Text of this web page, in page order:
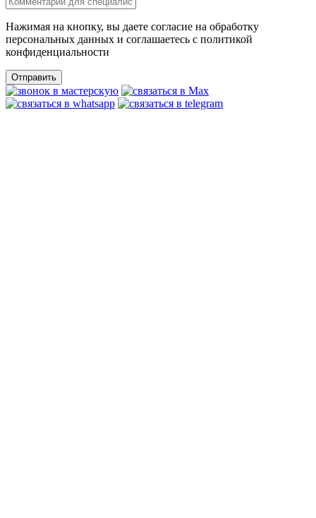
Нажимая на кнопку, вы даете согласие на обработку
персональных данных и соглашаетесь c политикой
конфиденциальности
Отправить